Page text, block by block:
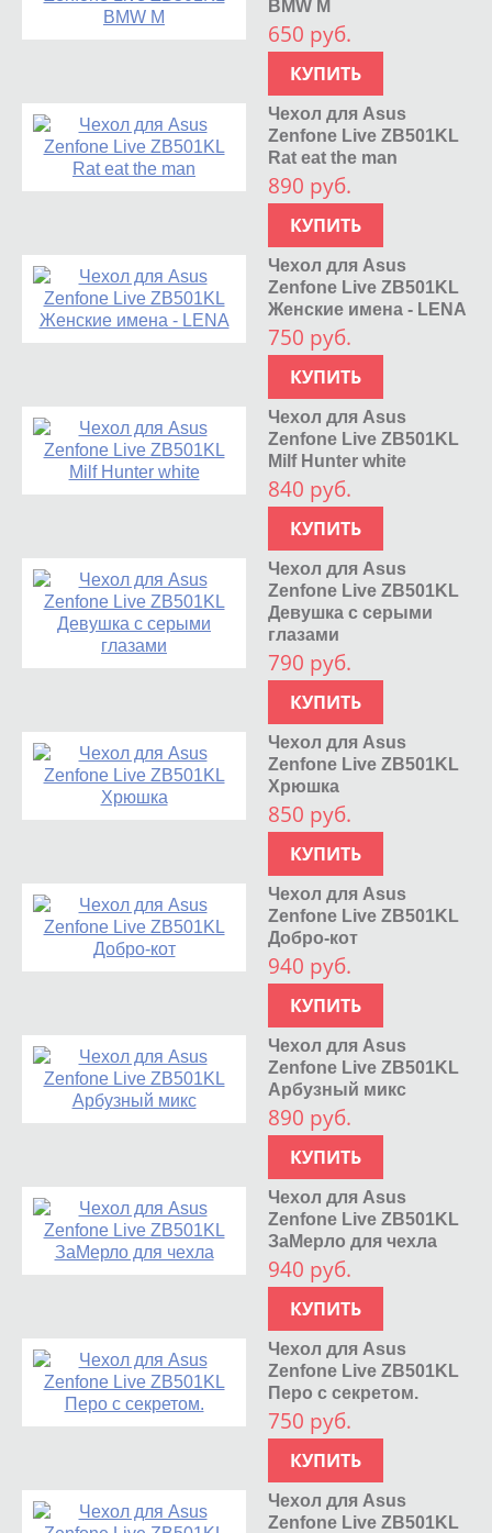
BMW M
650 руб.
КУПИТЬ
Чехол для Asus
Zenfone Live ZB501KL
Rat eat the man
890 руб.
КУПИТЬ
Чехол для Asus
Zenfone Live ZB501KL
Женские имена - LENA
750 руб.
КУПИТЬ
Чехол для Asus
Zenfone Live ZB501KL
Milf Hunter white
840 руб.
КУПИТЬ
Чехол для Asus
Zenfone Live ZB501KL
Девушка с серыми
глазами
790 руб.
КУПИТЬ
Чехол для Asus
Zenfone Live ZB501KL
Хрюшка
850 руб.
КУПИТЬ
Чехол для Asus
Zenfone Live ZB501KL
Добро-кот
940 руб.
КУПИТЬ
Чехол для Asus
Zenfone Live ZB501KL
Арбузный микс
890 руб.
КУПИТЬ
Чехол для Asus
Zenfone Live ZB501KL
ЗаМерло для чехла
940 руб.
КУПИТЬ
Чехол для Asus
Zenfone Live ZB501KL
Перо с секретом.
750 руб.
КУПИТЬ
Чехол для Asus
Zenfone Live ZB501KL